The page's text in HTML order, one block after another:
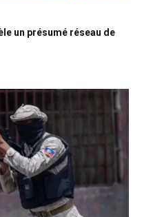
un présumé réseau de